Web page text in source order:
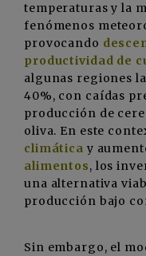
temperaturas y la
fenómenos
provocando
productividad de
algunas regiones
40%, con caídas
producción de
oliva. En este
climática y
alimentos, los
una alternativa
producción bajo
Sin embargo, el